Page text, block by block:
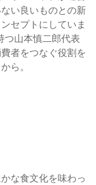
い良いものとの新
セプトにしていま
つ山本慎二郎代表
者をつなぐ役割を
から。
な食文化を味わっ